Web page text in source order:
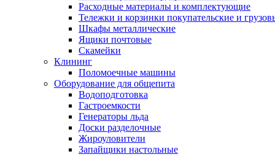
Расходные материалы и комплектующие
Тележки и корзинки покупательские и
Шкафы металлические
Ящики почтовые
Скамейки
Клининг
Поломоечные машины
Оборудование для общепита
Водоподготовка
Гастроемкости
Генераторы льда
Доски разделочные
Жироуловители
Запайщики настольные